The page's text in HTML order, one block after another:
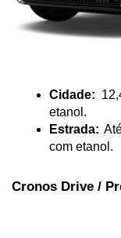
Cidade:
etanol.
Estrada:
com etanol.
Cronos Drive /